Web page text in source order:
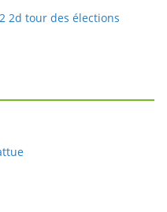
2d tour des élections